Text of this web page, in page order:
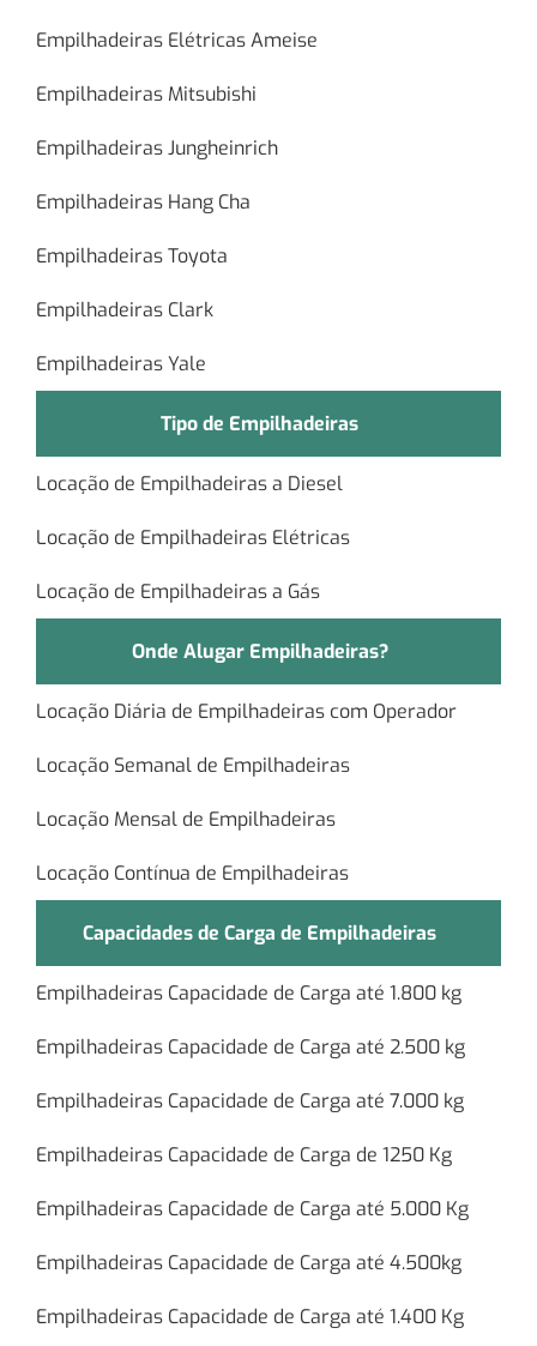
Empilhadeiras Elétricas Ameise
Empilhadeiras Mitsubishi
Empilhadeiras Jungheinrich
Empilhadeiras Hang Cha
Empilhadeiras Toyota
Empilhadeiras Clark
Empilhadeiras Yale
Tipo de Empilhadeiras
Locação de Empilhadeiras a Diesel
Locação de Empilhadeiras Elétricas
Locação de Empilhadeiras a Gás
Onde Alugar Empilhadeiras?
Locação Diária de Empilhadeiras com Operador
Locação Semanal de Empilhadeiras
Locação Mensal de Empilhadeiras
Locação Contínua de Empilhadeiras
Capacidades de Carga de Empilhadeiras
Empilhadeiras Capacidade de Carga até 1.800 kg
Empilhadeiras Capacidade de Carga até 2.500 kg
Empilhadeiras Capacidade de Carga até 7.000 kg
Empilhadeiras Capacidade de Carga de 1250 Kg
Empilhadeiras Capacidade de Carga até 5.000 Kg
Empilhadeiras Capacidade de Carga até 4.500kg
Empilhadeiras Capacidade de Carga até 1.400 Kg